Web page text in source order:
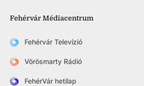
Fehérvár Médiacentrum
Fehérvár Televízió
Vörösmarty Rádió
FehérVár hetilap